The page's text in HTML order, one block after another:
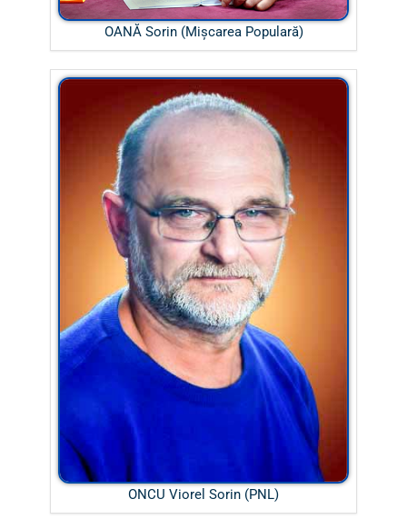
OANĂ Sorin (Mișcarea Populară)
ONCU Viorel Sorin (PNL)